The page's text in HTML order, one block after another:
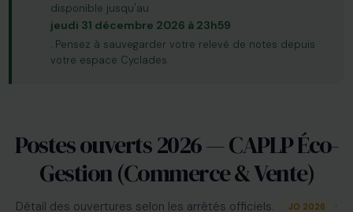
disponible jusqu'au
jeudi 31 décembre 2026 à 23h59
. Pensez à sauvegarder votre relevé de notes depuis
votre espace Cyclades.
Postes ouverts 2026 — CAPLP Éco-
Gestion (Commerce & Vente)
Détail des ouvertures selon les arrêtés officiels. JO 2026
·